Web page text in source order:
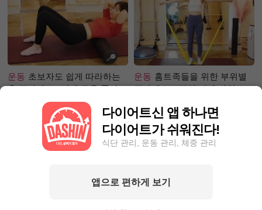
운동 초보자도 쉽게 따라하는
홈 필라테스 –어깨 근육 풀어주
운동 홈트족들을 위한 부위별
필라테스 – 직각 어깨 라인 만
다이어트신 앱 하나면
다이어트가 쉬워진다!
식단 관리, 운동 관리, 체중 관리
앱으로 편하게 보기